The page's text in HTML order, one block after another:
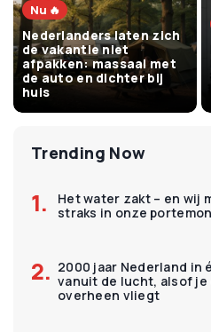
Nu 🔥
Nederlanders laten zich
de vakantie niet
afpakken: massaal met
de auto en dichter bij
huis
Trending Now
Het water zakt – en wij
straks in onze
2000 jaar Nederland in
vanuit de lucht, alsof
overheen vliegt